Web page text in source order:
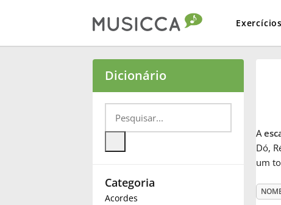
Exercícios
Български
Deutsch
Dicionário
Categoria
Acordes
A
Dó,
um